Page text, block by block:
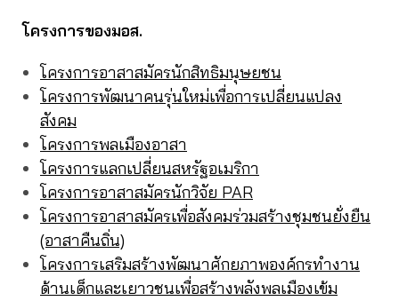
โครงการของมอส.
โครงการอาสาสมัครนักสิทธิมนุษยชน
โครงการพัฒนาคนรุ่นใหม่เพื่อการเปลี่ยนแปลง
สังคม
โครงการพลเมืองอาสา
โครงการแลกเปลี่ยนสหรัฐอเมริกา
โครงการอาสาสมัครนักวิจัย PAR
โครงการอาสาสมัครเพื่อสังคมร่วมสร้างชุมชนยั่งยืน
(อาสาคืนถิ่น)
โครงการเสริมสร้างพัฒนาศักยภาพองค์กรทำงาน
ด้านเด็กและเยาวชนเพื่อสร้างพลังพลเมืองเข้ม